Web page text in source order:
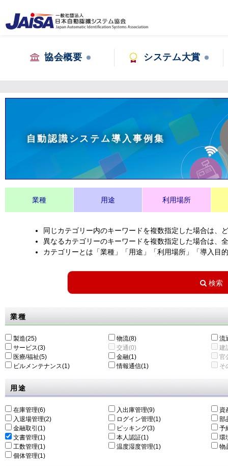
協会概要 システム大賞
自動認識システム導入事例集
業種 用途 利用場所
同じカテゴリー内のキーワードを複数指定した場合は、
異なるカテゴリーのキーワードを複数指定した場合は、
カテゴリーとは「業種」「用途」「利用場所」「導入目
業種
製造(25) 物流(8)
流
サービス(3)
交通(0)
建
医療/福祉(5)
金融(1)
官
ビルメンテナンス(1)
情報通信(1) そ
用途
在庫管理(6) 入出庫管理(9)
資
入退場管理(2)
ログイン管理(1)
部
金融取引(1)
ピッキング(3)
予
文書管理(1)
本人認証(1)
環
工数管理(1)
温度湿度管理(1)
物
個体管理(1)